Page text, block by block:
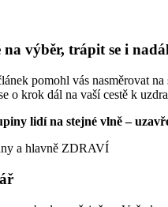
výběr, trápit se i
pomohl vás nasměrovat
o krok dál na vaší cestě k
lidí na stejné vlně –
a hlavně ZDRAVÍ